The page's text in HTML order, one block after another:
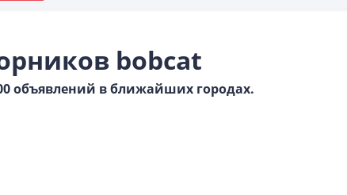
bobcat
объявлений в ближайших городах.